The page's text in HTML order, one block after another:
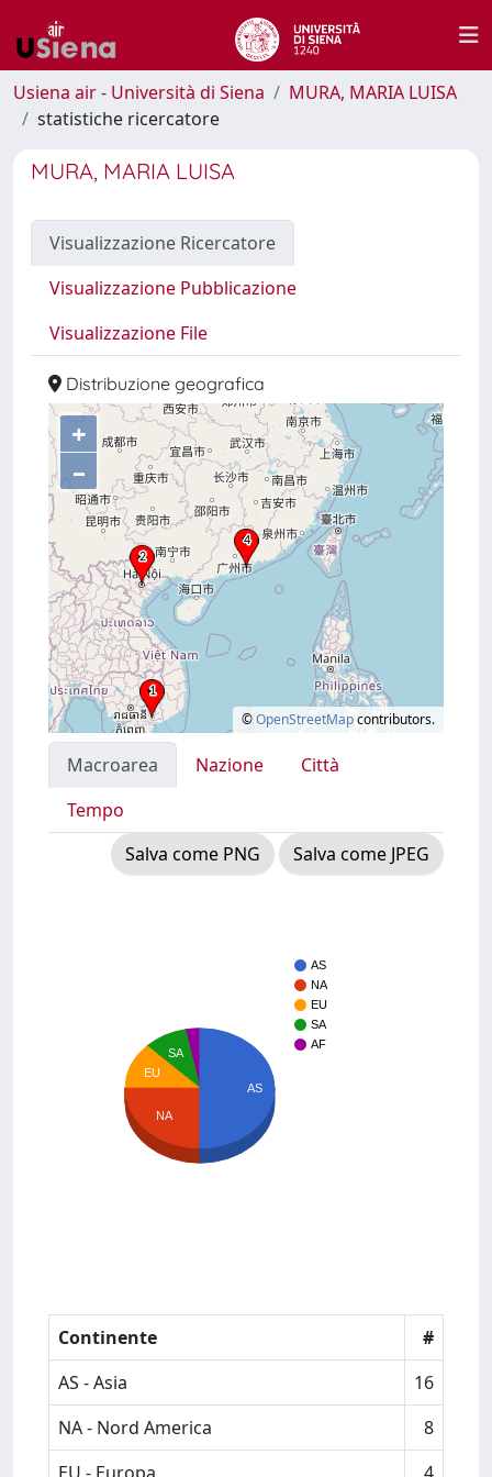
Usiena air - Università di Siena
MURA, MARIA LUISA
statistiche ricercatore
MURA, MARIA LUISA
Visualizzazione Ricercatore
Visualizzazione Pubblicazione
Visualizzazione File
Distribuzione geografica
+
–
©OpenStreetMapcontributors.
Macroarea Nazione
Città
Tempo
Salva come PNG
Salva come JPEG
AS
NA
EU
SA
AF
SA
EU
NA
AS
Continente
#
AS - Asia
16
NA - Nord America
8